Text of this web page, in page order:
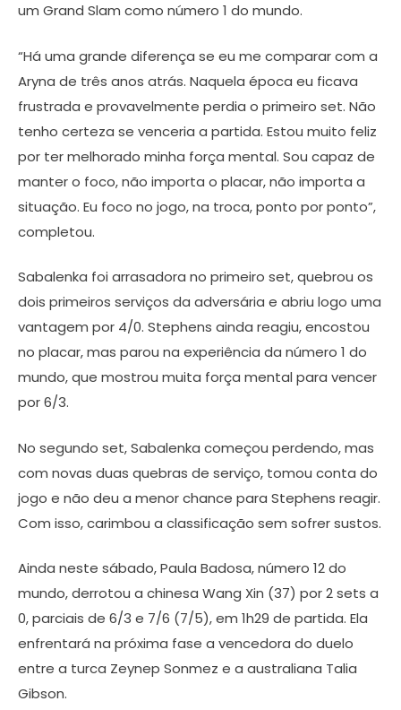
um Grand Slam como número 1 do mundo.
“Há uma grande diferença se eu me comparar com a
Aryna de três anos atrás. Naquela época eu ficava
frustrada e provavelmente perdia o primeiro set. Não
tenho certeza se venceria a partida. Estou muito feliz
por ter melhorado minha força mental. Sou capaz de
manter o foco, não importa o placar, não importa a
situação. Eu foco no jogo, na troca, ponto por ponto”,
completou.
Sabalenka foi arrasadora no primeiro set, quebrou os
dois primeiros serviços da adversária e abriu logo uma
vantagem por 4/0. Stephens ainda reagiu, encostou
no placar, mas parou na experiência da número 1 do
mundo, que mostrou muita força mental para vencer
por 6/3.
No segundo set, Sabalenka começou perdendo, mas
com novas duas quebras de serviço, tomou conta do
jogo e não deu a menor chance para Stephens reagir.
Com isso, carimbou a classificação sem sofrer sustos.
Ainda neste sábado, Paula Badosa, número 12 do
mundo, derrotou a chinesa Wang Xin (37) por 2 sets a
0, parciais de 6/3 e 7/6 (7/5), em 1h29 de partida. Ela
enfrentará na próxima fase a vencedora do duelo
entre a turca Zeynep Sonmez e a australiana Talia
Gibson.